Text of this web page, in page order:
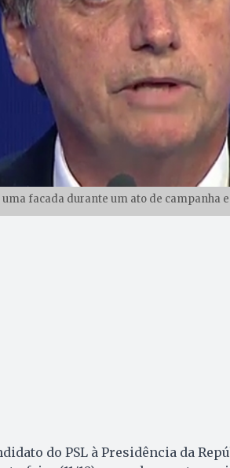
facada durante um ato de campanha
do PSL à Presidência da